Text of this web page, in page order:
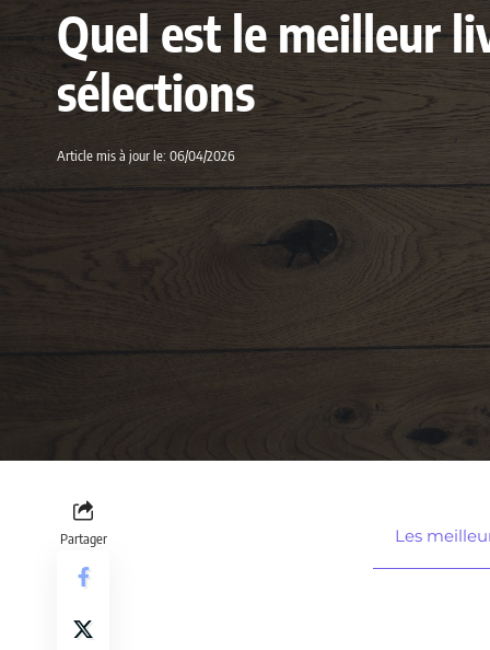
Quel est le meilleur
sélections
Article mis à jour le: 06/04/2026
Partager Les